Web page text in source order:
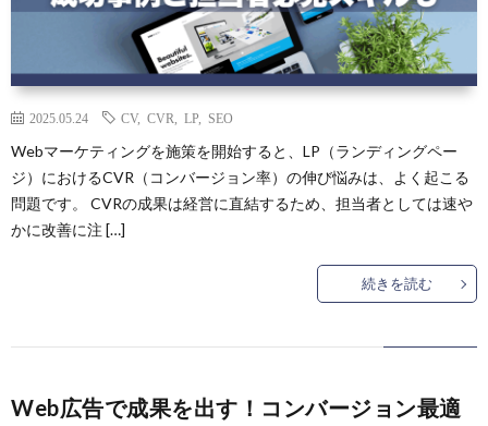
2025.05.24 CV, CVR LP SEO
Webマーケティングを施策を開始すると、LP（ランディングペー
ジ）におけるCVR（コンバージョン率）の伸び悩みは、よく起こる
問題です。 CVRの成果は経営に直結するため、担当者としては速や
かに改善に注 […]
続きを読む
Web広告で成果を出す！コンバージョン最適